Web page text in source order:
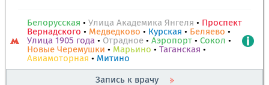
Белорусская • Улица Академика Янгеля • Проспект
Вернадского • Медведково • Курская • Беляево •
Улица 1905 года • Отрадное • Аэропорт • Сокол •
Новые Черемушки • Марьино • Таганская •
Авиамоторная • Митино
Запись к врачу